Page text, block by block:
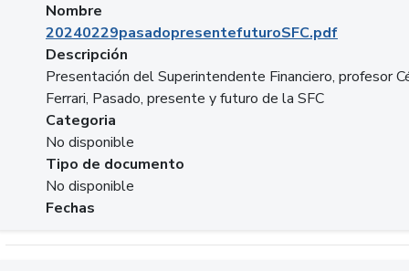
Nombre
20240229pasadopresentefuturoSFC.pdf
Descripción
Presentación del Superintendente Financiero, profesor
Ferrari, Pasado, presente y futuro de la SFC
Categoria
No disponible
Tipo de documento
No disponible
Fechas